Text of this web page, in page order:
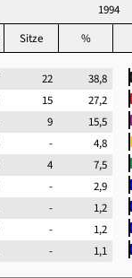
1994
Sitze %
22
38,8
15
27,2
9
15,5
-
4,8
4
7,5
-
2,9
-
1,2
-
1,2
- 1,1